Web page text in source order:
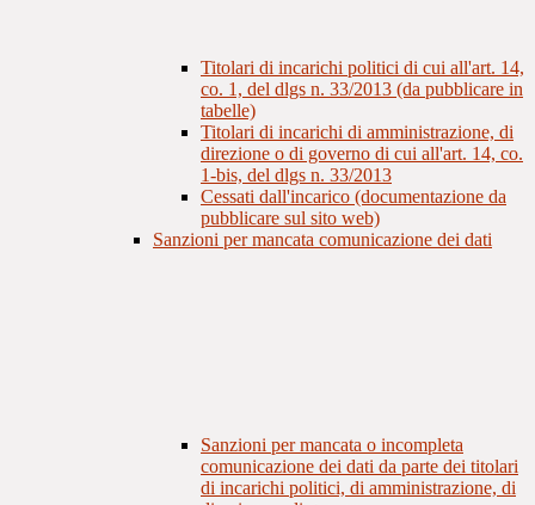
Titolari di incarichi politici di cui all'art. 14,
co. 1, del dlgs n. 33/2013 (da pubblicare in
tabelle)
Titolari di incarichi di amministrazione, di
direzione o di governo di cui all'art. 14, co.
1-bis, del dlgs n. 33/2013
Cessati dall'incarico (documentazione da
pubblicare sul sito web)
Sanzioni per mancata comunicazione dei dati
Sanzioni per mancata o incompleta
comunicazione dei dati da parte dei titolari
di incarichi politici, di amministrazione, di